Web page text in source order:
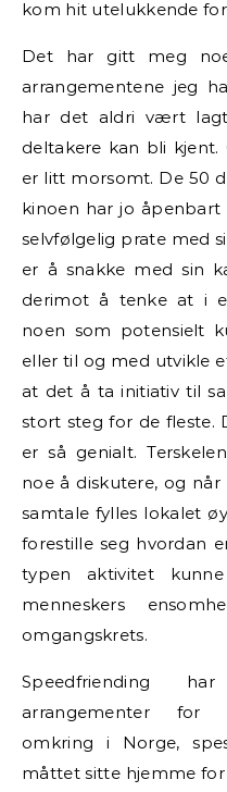
kom hit utelukkende
Det har gitt meg
arrangementene jeg
har det aldri vært
deltakere kan bli
er litt morsomt. De 50
kinoen har jo åpenbart
selvfølgelig prate med
er å snakke med sin
derimot å tenke at i
noen som potensielt
eller til og med utvikle
at det å ta initiativ til
stort steg for de fleste.
er så genialt.
noe å diskutere, og
samtale fylles lokalet
forestille seg hvordan
typen aktivitet
menneskers
omgangskrets.
Speedfriending
arrangementer for
omkring i Norge,
måttet sitte hjemme